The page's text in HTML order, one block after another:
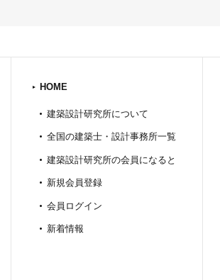
HOME
建築設計研究所について
全国の建築士・設計事務所一覧
建築設計研究所の会員になると
新規会員登録
会員ログイン
新着情報